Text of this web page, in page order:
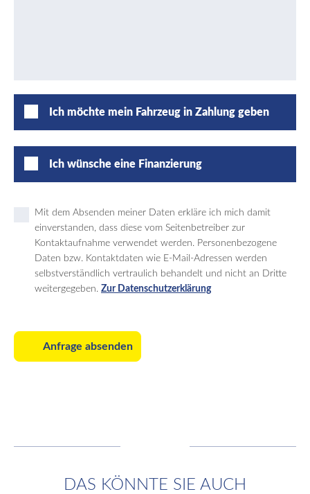
Ich möchte mein Fahrzeug in Zahlung geben
Ich wünsche eine Finanzierung
Mit dem Absenden meiner Daten erkläre ich mich damit
einverstanden, dass diese vom Seitenbetreiber zur
Kontaktaufnahme verwendet werden. Personenbezogene
Daten bzw. Kontaktdaten wie E-Mail-Adressen werden
selbstverständlich vertraulich behandelt und nicht an Dritte
weitergegeben. Zur Datenschutzerklärung
Anfrage absenden
DAS KÖNNTE SIE AUCH